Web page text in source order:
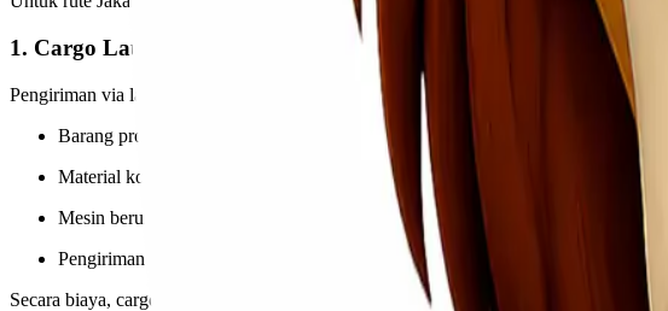
1. Cargo Laut
Pengiriman via laut menjadi salah satu pilihan paling efisien untuk barang dalam
Barang proyek
Material konstruksi
Mesin berukuran besar
Pengiriman partai besar
Secara biaya, cargo laut biasanya lebih ekonomis dibandingkan metode lainnya untuk